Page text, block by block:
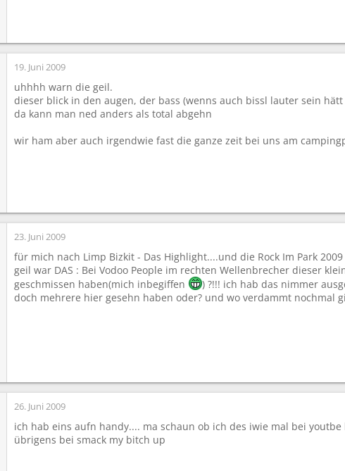
19. Juni 2009
uhhhh warn die geil.
dieser blick in den augen, der bass (wenns auch bissl lauter sein
da kann man ned anders als total abgehn
wir ham aber auch irgendwie fast die ganze zeit bei uns am
23. Juni 2009
für mich nach Limp Bizkit - Das Highlight....und die Rock Im Park
geil war DAS : Bei Vodoo People im rechten Wellenbrecher dieser
geschmissen haben(mich inbegiffen
) ?!!! ich hab das nimmer
doch mehrere hier gesehn haben oder? und wo verdammt nochmal
26. Juni 2009
ich hab eins aufn handy.... ma schaun ob ich des iwie mal bei
übrigens bei smack my bitch up